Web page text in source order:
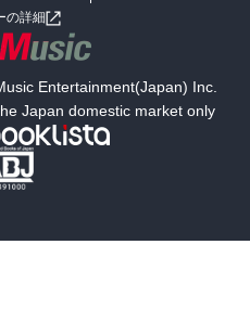
小説
海外小説
SF
文学
の詳細
Entertainment(Japan) Inc.
Japan domestic market only